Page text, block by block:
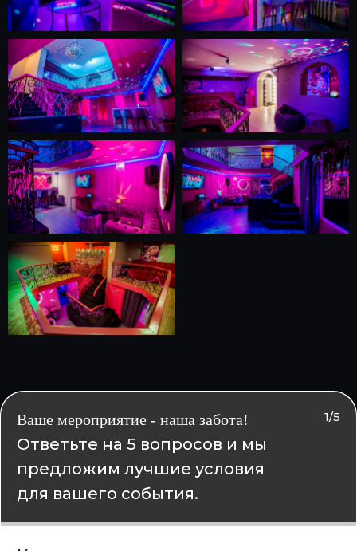
Ваше мероприятие - наша забота!
Ответьте на 5 вопросов и мы
предложим лучшие условия
для вашего события.
1/5